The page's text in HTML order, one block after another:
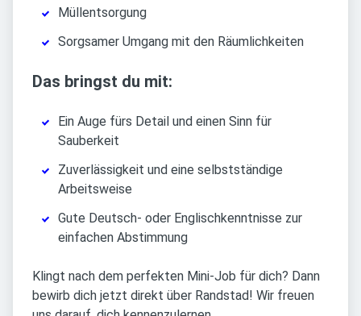
Müllentsorgung
Sorgsamer Umgang mit den Räumlichkeiten
Das bringst du mit:
Ein Auge fürs Detail und einen Sinn für
Sauberkeit
Zuverlässigkeit und eine selbstständige
Arbeitsweise
Gute Deutsch- oder Englischkenntnisse zur
einfachen Abstimmung
Klingt nach dem perfekten Mini-Job für dich? Dann
bewirb dich jetzt direkt über Randstad! Wir freuen